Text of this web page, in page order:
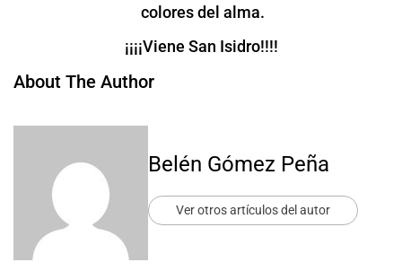
colores del alma.
¡¡¡¡Viene San Isidro!!!!
About The Author
Belén Gómez Peña
Ver otros artículos del autor